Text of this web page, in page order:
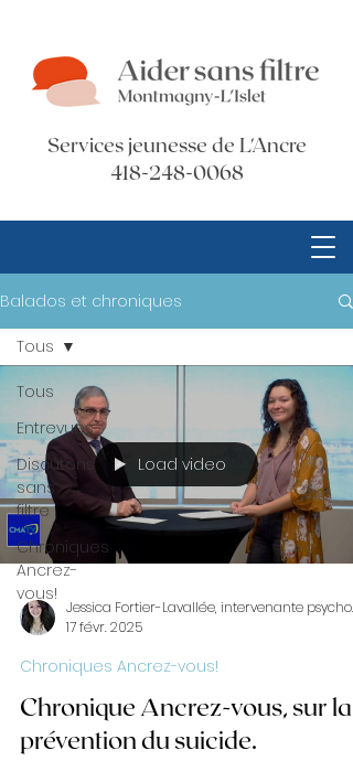
Services jeunesse de L'Ancre
418-248-0068
Balados et chroniques
Tous
Entrevues
Discutons
sans
filtre
Chroniques
Ancrez-
vous!
Tous
Load video
Jessica Fortier-Lavallée, intervenante psychosociale
17 févr. 2025
Chroniques Ancrez-vous!
Chronique Ancrez-vous, sur la
prévention du suicide.